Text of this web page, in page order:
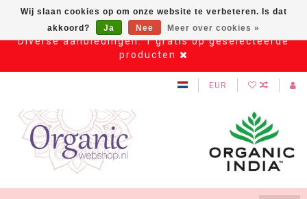
Diverse aanbiedingen: 1 gratis op geselecteerde
producten
EUR
Wij slaan cookies op om onze website te verbeteren. Is dat
akkoord?
Ja Nee Meer over cookies »